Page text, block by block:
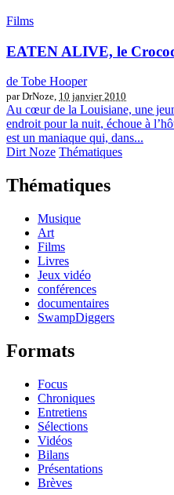
Films
EATEN ALIVE, le
de Tobe Hooper
par DrNoze, 10 janvier 2010
Au cœur de la Louisiane, une
endroit pour la nuit, échoue à
est un maniaque qui, dans...
Dirt Noze Thématiques
Thématiques
Musique
Art
Films
Livres
Jeux vidéo
conférences
documentaires
SwampDiggers
Formats
Focus
Chroniques
Entretiens
Sélections
Vidéos
Bilans
Présentations
Brèves